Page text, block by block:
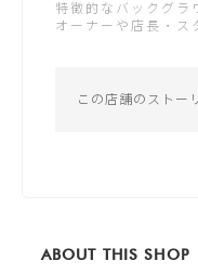
公式サイトが
X / Twitter
土：19:00 - 2:00
日：19:00 - 2:00
特徴的なバックグラ
オーナーや店長・ス
この店舗のストー
ABOUT THIS SHOP